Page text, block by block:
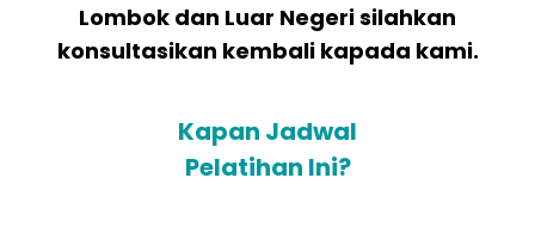
Lombok dan Luar Negeri silahkan
konsultasikan kembali kapada kami.
Kapan Jadwal
Pelatihan Ini?